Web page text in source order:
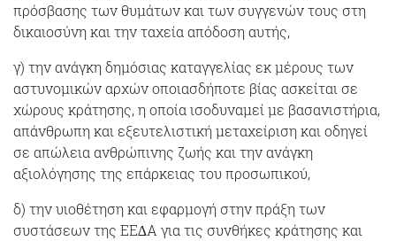
πρόσβασης των θυμάτων και των συγγενών τους στη
δικαιοσύνη και την ταχεία απόδοση αυτής,
γ) την ανάγκη δημόσιας καταγγελίας εκ μέρους των
αστυνομικών αρχών οποιασδήποτε βίας ασκείται σε
χώρους κράτησης, η οποία ισοδυναμεί με βασανιστήρια,
απάνθρωπη και εξευτελιστική μεταχείριση και οδηγεί
σε απώλεια ανθρώπινης ζωής και την ανάγκη
αξιολόγησης της επάρκειας του προσωπικού,
δ) την υιοθέτηση και εφαρμογή στην πράξη των
συστάσεων της ΕΕ∆Α για τις συνθήκες κράτησης και